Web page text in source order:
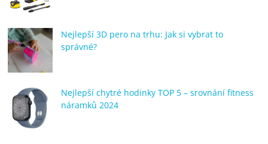
Nejlepší 3D pero na trhu: Jak si vybrat to
správné?
Nejlepší chytré hodinky TOP 5 – srovnání fitness
náramků 2024